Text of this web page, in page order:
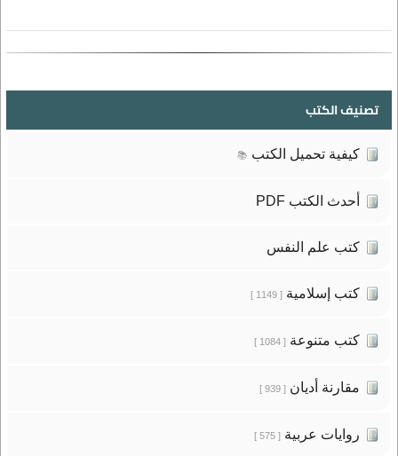
تصنيف الكتب
كيفية تحميل الكتب 📚
أحدث الكتب PDF
كتب علم النفس
كتب إسلامية[ 1149 ]
كتب متنوعة[ 1084 ]
مقارنة أديان[ 939 ]
روايات عربية[ 575 ]